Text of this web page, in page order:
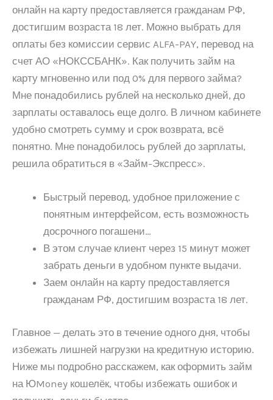
онлайн на карту предоставляется гражданам РФ,
достигшим возраста 18 лет. Можно выбрать для
оплаты без комиссии сервис ALFA-PAY, перевод на
счет АО «НОКССБАНК». Как получить займ на
карту мгновенно или под 0% для первого займа?
Мне понадобились рублей на несколько дней, до
зарплаты оставалось еще долго. В личном кабинете
удобно смотреть сумму и срок возврата, всё
понятно. Мне понадобилось рублей до зарплаты,
решила обратиться в «Займ-Экспресс».
Быстрый перевод, удобное приложение с
понятным интерфейсом, есть возможность
досрочного погашени…
В этом случае клиент через 15 минут может
забрать деньги в удобном пункте выдачи.
Заем онлайн на карту предоставляется
гражданам РФ, достигшим возраста 18 лет.
Главное — делать это в течение одного дня, чтобы
избежать лишней нагрузки на кредитную историю.
Ниже мы подробно расскажем, как оформить займ
на ЮMoney кошелёк, чтобы избежать ошибок и